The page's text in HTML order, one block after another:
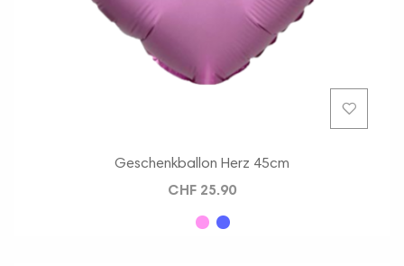
Geschenkballon Herz 45cm
CHF 25.90